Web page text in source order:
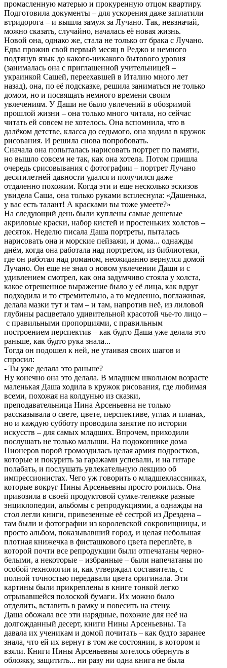
промасленную матерью и прокуренную отцом квартиру.
Подготовила документы – для ускорения даже заплатили
втридорога – и вышла замуж за Лучано. Так, невзначай,
можно сказать, случайно, началась её новая жизнь.
Новой она, однако же, стала не только от брака с Лучано.
Едва прожив свой первый месяц в Реджо и немного
подтянув язык до какого-никакого бытового уровня
(занималась она с приглашенной учительницей –
украинкой Сашей, переехавшей в Италию много лет
назад), она, по её подсказке, решила заниматься не только
домом, но и посвящать немного времени своим
увлечениям. У Даши не было увлечений в обозримой
прошлой жизни – она только много читала, но сейчас
читать ей совсем не хотелось. Она вспомнила, что в
далёком детстве, класса до седьмого, она ходила в кружок
рисования. И решила снова попробовать.
Сначала она попыталась нарисовать портрет по памяти,
но вышло совсем не так, как она хотела. Потом пришла
очередь срисовывания с фотографии – портрет Лучано
десятилетней давности удался и получился даже
отдаленно похожим. Когда эти и еще несколько эскизов
увидела Саша, она только руками всплеснула: «Дашенька,
у вас есть талант! А красками вы тоже умеете?»
На следующий день были куплены самые дешевые
акриловые краски, набор кистей и простеньких холстов –
десяток. Неделю писала Даша портреты, пыталась
нарисовать она и морские пейзажи, и дома... однажды
днём, когда она работала над портретом, из библиотеки,
где он работал над романом, неожиданно вернулся домой
Лучано. Он еще не знал о новом увлечении Даши и с
удивлением смотрел, как она задумчиво стояла у холста,
какое отрешенное выражение было у её лица, как вдруг
подходила и то стремительно, а то медленно, поглаживая,
делала мазки тут и там – и там, напротив неё, из лиловой
глубины расцветало удивительной красотой чье-то лицо –
с правильными пропорциями, с правильным
построением перспектив – как будто Даша уже делала это
раньше, как будто рука знала...
Тогда он подошел к ней, не утаивая своих шагов и
спросил:
- Ты уже делала это раньше?
Ну конечно она это делала. В младшем школьном возрасте
маленькая Даша ходила в кружок рисования, где любимая
всеми, похожая на колдунью из сказки,
преподавательница Нина Арсеньевна не только
рассказывала о свете, цвете, перспективе, углах и планах,
но и каждую субботу проводила занятие по истории
искусств – для самых младших. Впрочем, приходили
послушать не только малыши. На подоконнике дома
Пионеров порой громоздилась целая армия подростков,
которые и покурить за гаражами успевали, и на гитаре
полабать, и послушать увлекательную лекцию об
импрессионистах. Чего уж говорить о младшеклассниках,
которые вокруг Нины Арсеньевны просто роились. Она
привозила в своей продуктовой сумке-тележке разные
энциклопедии, альбомы с репродукциями, а однажды на
стол легли книги, привезенные её сестрой из Дрездена –
там были и фотографии из королевской сокровищницы, и
просто альбом, показывавший город, и целая небольшая
плотная книжечка в фисташкового цвета переплёте, в
которой почти все репродукции были отпечатаны черно-
белыми, а некоторые – избранные – были напечатаны по
особой технологии и, как утверждал составитель, с
полной точностью передавали цвета оригинала. Эти
картины были прикреплены в книге тонкой легко
отрывавшейся полоской бумаги. Их можно было
отделить, вставить в рамку и повесить на стену.
Даша обожала все эти нарядные, похожие для неё на
долгожданный десерт, книги Нины Арсеньевны. Та
давала их ученикам и домой почитать – как будто заранее
знала, что ей их вернут в том же состоянии, в котором и
взяли. Книги Нины Арсеньевны хотелось обернуть в
обложку, защитить... ни разу ни одна книга не была